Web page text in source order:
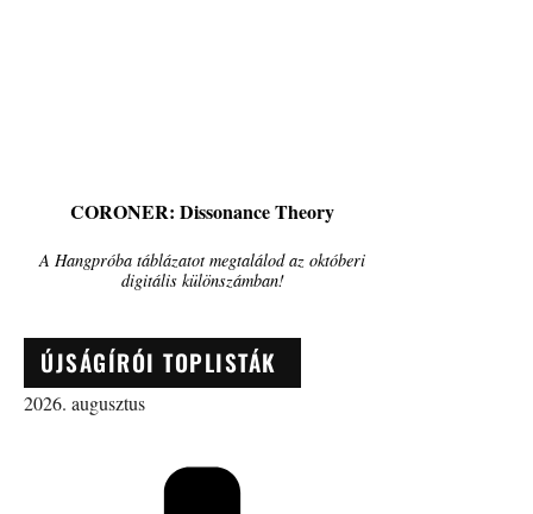
CORONER: Dissonance Theory
A Hangpróba táblázatot megtalálod az októberi
digitális különszámban!
ÚJSÁGÍRÓI TOPLISTÁK
2026. augusztus